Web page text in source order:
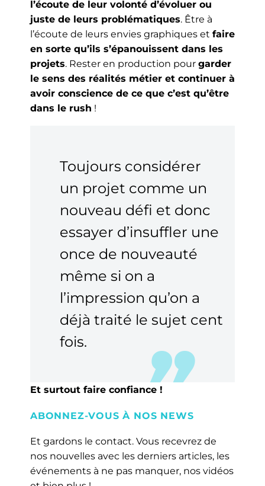
l’écoute de leur volonté d’évoluer ou
juste de leurs problématiques. Être à
l’écoute de leurs envies graphiques et faire
en sorte qu’ils s’épanouissent dans les
projets. Rester en production pour garder
le sens des réalités métier et continuer à
avoir conscience de ce que c’est qu’être
dans le rush !
Toujours considérer
un projet comme un
nouveau défi et donc
essayer d’insuffler une
once de nouveauté
même si on a
l’impression qu’on a
déjà traité le sujet cent
fois.
Et surtout faire confiance !
ABONNEZ-VOUS À NOS NEWS
Et gardons le contact. Vous recevrez de
nos nouvelles avec les derniers articles, les
événements à ne pas manquer, nos vidéos